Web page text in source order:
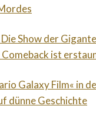
Show der
ist
Galaxy Film« in
dünne Geschichte